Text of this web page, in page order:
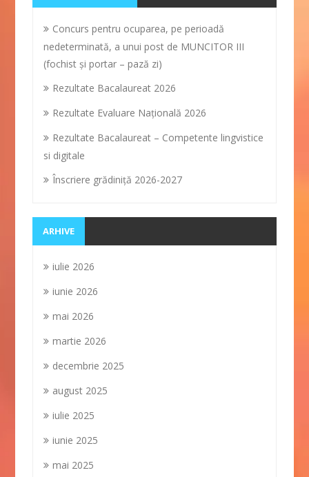
Concurs pentru ocuparea, pe perioadă
nedeterminată, a unui post de MUNCITOR III
(fochist și portar – pază zi)
Rezultate Bacalaureat 2026
Rezultate Evaluare Naţională 2026
Rezultate Bacalaureat – Competente lingvistice
si digitale
Înscriere grădiniţă 2026-2027
ARHIVE
iulie 2026
iunie 2026
mai 2026
martie 2026
decembrie 2025
august 2025
iulie 2025
iunie 2025
mai 2025